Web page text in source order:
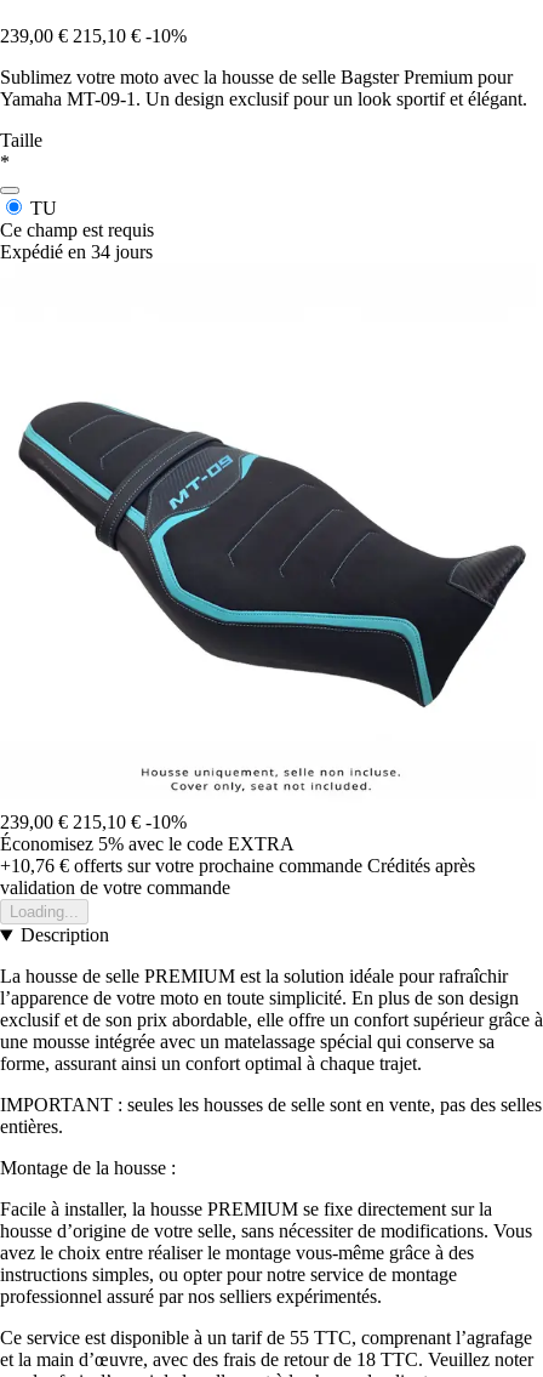
239,00 € 215,10 € -10%
Sublimez votre moto avec la housse de selle Bagster Premium pour
Yamaha MT-09-1. Un design exclusif pour un look sportif et élégant.
Taille
*
TU
Ce champ est requis
Expédié en 34 jours
239,00 € 215,10 € -10%
Économisez 5% avec le code EXTRA
+10,76 € offerts sur votre prochaine commande Crédités après
validation de votre commande
Loading...
Description
La housse de selle PREMIUM est la solution idéale pour rafraîchir
l’apparence de votre moto en toute simplicité. En plus de son design
exclusif et de son prix abordable, elle offre un confort supérieur grâce à
une mousse intégrée avec un matelassage spécial qui conserve sa
forme, assurant ainsi un confort optimal à chaque trajet.
IMPORTANT : seules les housses de selle sont en vente, pas des selles
entières.
Montage de la housse :
Facile à installer, la housse PREMIUM se fixe directement sur la
housse d’origine de votre selle, sans nécessiter de modifications. Vous
avez le choix entre réaliser le montage vous-même grâce à des
instructions simples, ou opter pour notre service de montage
professionnel assuré par nos selliers expérimentés.
Ce service est disponible à un tarif de 55 TTC, comprenant l’agrafage
et la main d’œuvre, avec des frais de retour de 18 TTC. Veuillez noter